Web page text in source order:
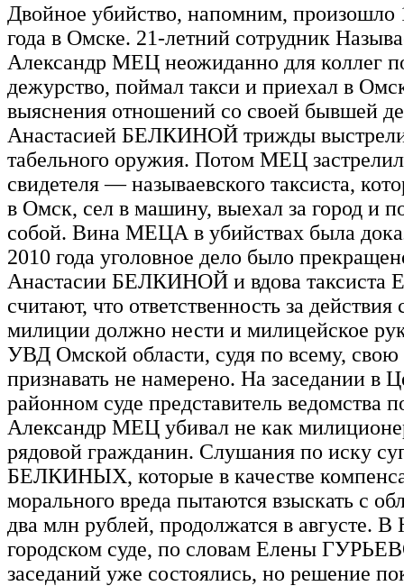
Двойное убийство, напомним, произошло
года в Омске. 21-летний сотрудник
Александр МЕЦ неожиданно для коллег
дежурство, поймал такси и приехал в
выяснения отношений со своей бывшей
Анастасией БЕЛКИНОЙ трижды
табельного оружия. Потом МЕЦ
свидетеля — называевского таксиста,
в Омск, сел в машину, выехал за город и
собой. Вина МЕЦА в убийствах была
2010 года уголовное дело было
Анастасии БЕЛКИНОЙ и вдова таксиста
считают, что ответственность за действия
милиции должно нести и милицейское
УВД Омской области, судя по всему, свою
признавать не намерено. На заседании в
районном суде представитель ведомства
Александр МЕЦ убивал не как
рядовой гражданин. Слушания по иску
БЕЛКИНЫХ, которые в качестве
морального вреда пытаются взыскать с
два млн рублей, продолжатся в августе. В
городском суде, по словам Елены
заседаний уже состоялись, но решение